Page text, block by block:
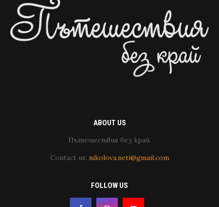
ABOUT US
Пътешествия без край.
Contact us: nikolova.neti@gmail.com
FOLLOW US